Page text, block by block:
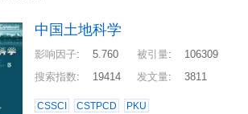
中国土地科学
影响因子: 5.760 被引量:
106309
搜索指数: 19414 发文量: 3811
CSSCI CSTPCD PKU